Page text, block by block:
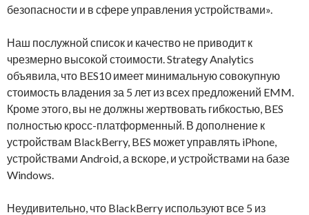
безопасности и в сфере управления устройствами».
Наш послужной список и качество не приводит к
чрезмерно высокой стоимости. Strategy Analytics
объявила, что BES10 имеет минимальную совокупную
стоимость владения за 5 лет из всех предложений EMM.
Кроме этого, вы не должны жертвовать гибкостью, BES
полностью кросс-платформенный. В дополнение к
устройствам BlackBerry, BES может управлять iPhone,
устройствами Android, а вскоре, и устройствами на базе
Windows.
Неудивительно, что BlackBerry используют все 5 из